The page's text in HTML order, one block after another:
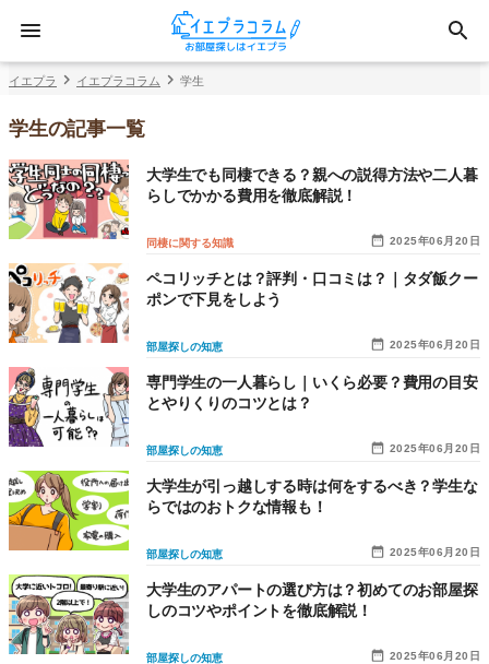
イエプラ イエプラコラム 学生
学生の記事一覧
2025年06月20日
同棲に関する知識
大学生でも同棲できる？親への説得方法や二人暮
らしでかかる費用を徹底解説！
2025年06月20日
部屋探しの知恵
ペコリッチとは？評判・口コミは？｜タダ飯クー
ポンで下見をしよう
2025年06月20日
部屋探しの知恵
専門学生の一人暮らし｜いくら必要？費用の目安
とやりくりのコツとは？
2025年06月20日
部屋探しの知恵
大学生が引っ越しする時は何をするべき？学生な
らではのおトクな情報も！
2025年06月20日
部屋探しの知恵
大学生のアパートの選び方は？初めてのお部屋探
しのコツやポイントを徹底解説！